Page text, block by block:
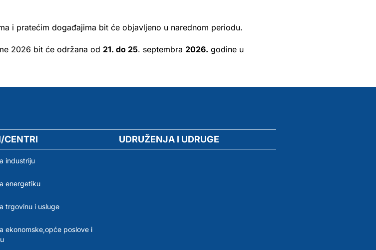
i pratećim događajima bit će objavljeno u narednom periodu.
2026 bit će održana od 21. do 25. septembra 2026. godine u
CENTRI
industriju
energetiku
trgovinu i usluge
ekonomske,opće poslove i
UDRUŽENJA I UDRUGE